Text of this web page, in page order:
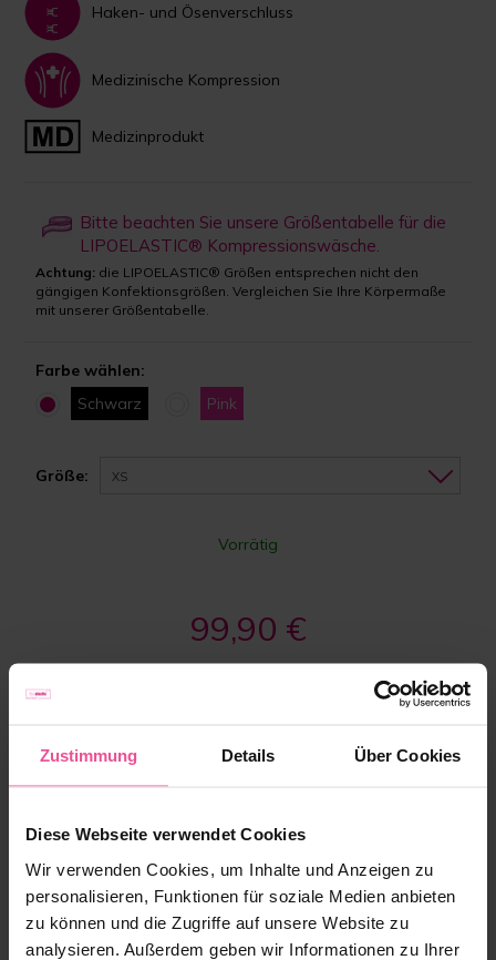
Zustimmung Details Über Cookies
Diese Webseite verwendet Cookies
Wir verwenden Cookies, um Inhalte und Anzeigen zu
personalisieren, Funktionen für soziale Medien anbieten
zu können und die Zugriffe auf unsere Website zu
analysieren. Außerdem geben wir Informationen zu Ihrer
Haken- und Ösenverschluss
Medizinische Kompression
Medizinprodukt
Bitte beachten Sie unsere Größentabelle für die
LIPOELASTIC® Kompressionswäsche.
Achtung: die LIPOELASTIC® Größen entsprechen nicht den
gängigen Konfektionsgrößen. Vergleichen Sie Ihre Körpermaße
mit unserer Größentabelle.
Farbe wählen:
Schwarz
Pink
Größe: XS
Vorrätig
99,90 €
- Zum Warenkorb hinzufügen
’Mein Schwerpunkt liegt in der Körperformung